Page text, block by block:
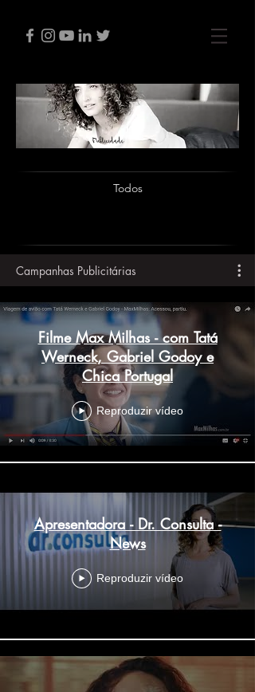
Publicidade
Todos
Campanhas Publicitárias
Filme Max Milhas - com Tatá
Werneck, Gabriel Godoy e
Chica Portugal
Reproduzir vídeo
Apresentadora - Dr. Consulta -
News
Reproduzir vídeo